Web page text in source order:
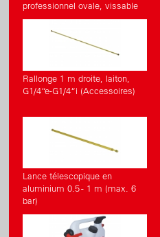
professionnel ovale, vissable
Rallonge 1 m droite, laiton,
G1/4“e-G1/4“i (Accessoires)
Lance télescopique en
aluminium 0.5 - 1 m (max. 6
bar)